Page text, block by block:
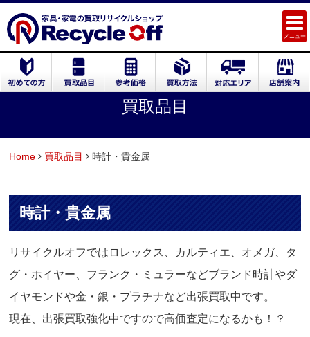
メニュー
買取品目
Home 買取品目 時計・貴金属
時計・貴金属
リサイクルオフではロレックス、カルティエ、オメガ、タ
グ・ホイヤー、フランク・ミュラーなどブランド時計やダ
イヤモンドや金・銀・プラチナなど出張買取中です。
現在、出張買取強化中ですので高価査定になるかも！？